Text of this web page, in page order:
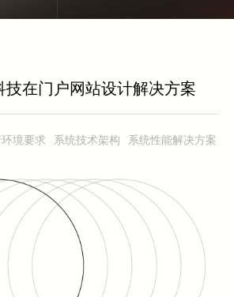
网站建设三好网络运用数据分析工具
为、流量等数据，从中获取有价值的信
功能。
，网站建设三好网络将高度重视安全性
任感，为企业建设可靠的门户网站打下
是一次性的工作，而是需要持续的更新
网络会定期检查和更新网站内容、功能
的数字化趋势和用户反馈，保持网站的
设三好网络致力于为企业打造现代化、
户网站，助力企业在数字化时代脱颖而
站还是对现有网站进行改进，我们都将
技在门户网站设计解决方案
境要求 系统技术架构 系统性能解决方案